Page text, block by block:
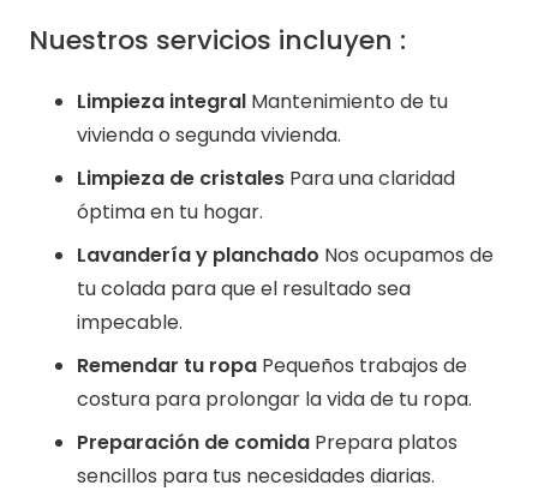
Nuestros servicios incluyen :
Limpieza integral Mantenimiento de tu
vivienda o segunda vivienda.
Limpieza de cristales Para una claridad
óptima en tu hogar.
Lavandería y planchado Nos ocupamos de
tu colada para que el resultado sea
impecable.
Remendar tu ropa Pequeños trabajos de
costura para prolongar la vida de tu ropa.
Preparación de comida Prepara platos
sencillos para tus necesidades diarias.